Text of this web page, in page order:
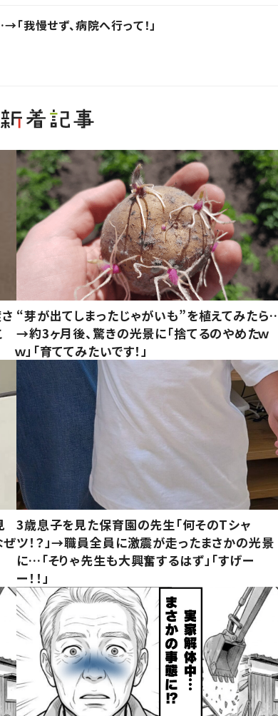
我慢せず、病院へ行って！」
“芽が出てしまったじゃがいも”を植えてみたら
→約3ヶ月後、驚きの光景に「捨てるのやめたｗ
ｗ」「育ててみたいです！」
ぜ
3歳息子を見た保育園の先生「何そのTシャ
ツ！？」→職員全員に激震が走ったまさかの光景
に…「そりゃ先生も大興奮するはず」「すげー
ー！！」